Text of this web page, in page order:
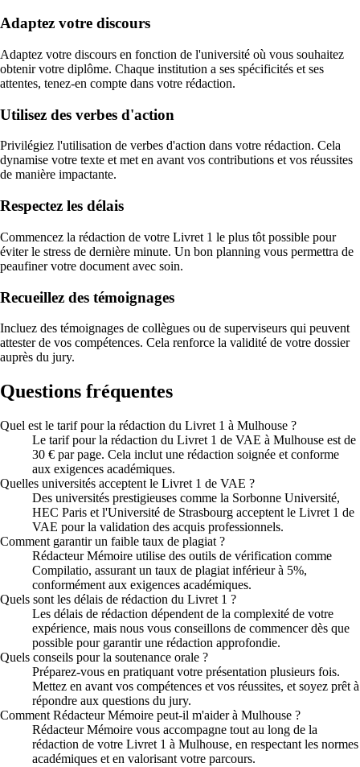
Adaptez votre discours
Adaptez votre discours en fonction de l'université où vous souhaitez
obtenir votre diplôme. Chaque institution a ses spécificités et ses
attentes, tenez-en compte dans votre rédaction.
Utilisez des verbes d'action
Privilégiez l'utilisation de verbes d'action dans votre rédaction. Cela
dynamise votre texte et met en avant vos contributions et vos réussites
de manière impactante.
Respectez les délais
Commencez la rédaction de votre Livret 1 le plus tôt possible pour
éviter le stress de dernière minute. Un bon planning vous permettra de
peaufiner votre document avec soin.
Recueillez des témoignages
Incluez des témoignages de collègues ou de superviseurs qui peuvent
attester de vos compétences. Cela renforce la validité de votre dossier
auprès du jury.
Questions fréquentes
Quel est le tarif pour la rédaction du Livret 1 à Mulhouse ?
Le tarif pour la rédaction du Livret 1 de VAE à Mulhouse est de
30 € par page. Cela inclut une rédaction soignée et conforme
aux exigences académiques.
Quelles universités acceptent le Livret 1 de VAE ?
Des universités prestigieuses comme la Sorbonne Université,
HEC Paris et l'Université de Strasbourg acceptent le Livret 1 de
VAE pour la validation des acquis professionnels.
Comment garantir un faible taux de plagiat ?
Rédacteur Mémoire utilise des outils de vérification comme
Compilatio, assurant un taux de plagiat inférieur à 5%,
conformément aux exigences académiques.
Quels sont les délais de rédaction du Livret 1 ?
Les délais de rédaction dépendent de la complexité de votre
expérience, mais nous vous conseillons de commencer dès que
possible pour garantir une rédaction approfondie.
Quels conseils pour la soutenance orale ?
Préparez-vous en pratiquant votre présentation plusieurs fois.
Mettez en avant vos compétences et vos réussites, et soyez prêt à
répondre aux questions du jury.
Comment Rédacteur Mémoire peut-il m'aider à Mulhouse ?
Rédacteur Mémoire vous accompagne tout au long de la
rédaction de votre Livret 1 à Mulhouse, en respectant les normes
académiques et en valorisant votre parcours.